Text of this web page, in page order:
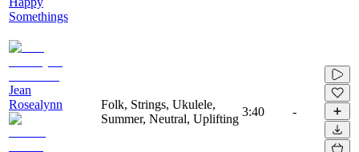
Somethings
Jean
Rosealynn
Folk, Strings, Ukulele,
Summer, Neutral, Uplifting
3:40 -